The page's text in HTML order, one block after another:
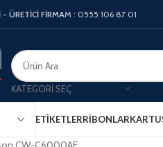
- ÜRETİCİ FİRMAM : 0555 106 87 01
KATEGORI SEÇ
ETIKETLERRIBONLAR